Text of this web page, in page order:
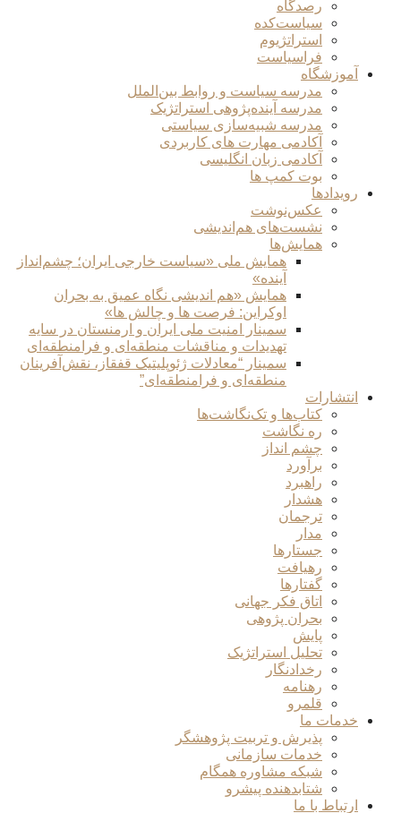
رصدگاه
سیاست‌کده
استراتژیوم
فراسیاست
آموزشگاه
مدرسه سیاست و روابط بین‌الملل
مدرسه آینده‌پژوهی استراتژیک
مدرسه شبیه‌سازی سیاستی
آکادمی مهارت های کاربردی
آکادمی زبان انگلیسی
بوت کمپ ها
رویدادها
عکس‌نوشت
نشست‌های هم‌اندیشی
همایش‌ها
همایش ملی «سیاست خارجی ایران؛ چشم‌انداز
آینده»
همایش «هم اندیشی نگاه عمیق به بحران
اوکراین: فرصت ها و چالش ها»
سمینار امنیت ملی ایران و ارمنستان در سایه
تهدیدات و مناقشات منطقه‌ای و فرامنطقه‌ای
سمینار “معادلات ژئوپلیتیک قفقاز، نقش‌آفرینان
منطقه‌ای و فرامنطقه‌ای”
انتشارات
کتاب‌ها و تک‌نگاشت‌ها
ره نگاشت
چشم انداز
برآورد
راهبرد
هشدار
ترجمان
مدار
جستارها
رهیافت
گفتارها
اتاق فکر جهانی
بحران پژوهی
پایش
تحلیل استراتژیک
رخدادنگار
رهنامه
قلمرو
خدمات ما
پذیرش و تربیت پژوهشگر
خدمات سازمانی
شبکه مشاوره همگام
شتابدهنده پیشرو
ارتباط با ما